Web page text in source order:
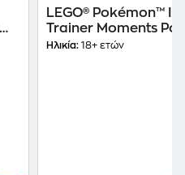
LEGO® Pokémon™
Trainer Moments
Decor (72154)
Ηλικία: 18+ ετών